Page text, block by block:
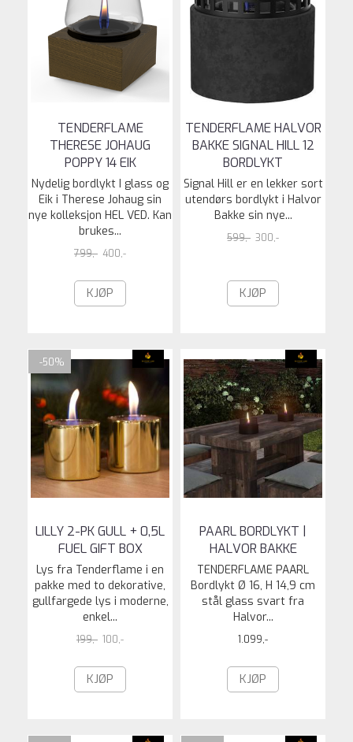
TENDERFLAME
THERESE JOHAUG
POPPY 14 EIK
Nydelig bordlykt I glass og
Eik i Therese Johaug sin
nye kolleksjon HEL VED. Kan
brukes...
799,- 400,-
KJØP
TENDERFLAME HALVOR
BAKKE SIGNAL HILL 12
BORDLYKT
Signal Hill er en lekker sort
utendørs bordlykt i Halvor
Bakke sin nye...
599,- 300,-
KJØP
-50%
LILLY 2-PK GULL + 0,5L
FUEL GIFT BOX
Lys fra Tenderflame i en
pakke med to dekorative,
gullfargede lys i moderne,
enkel...
199,- 100,-
KJØP
PAARL BORDLYKT |
HALVOR BAKKE
TENDERFLAME PAARL
Bordlykt Ø 16, H 14,9 cm
stål glass svart fra
Halvor...
1.099,-
KJØP